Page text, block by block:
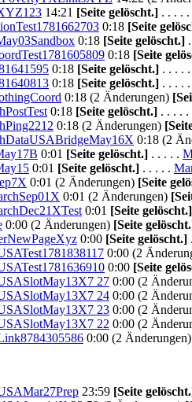
14:21 [Seite gelöscht.] . . . . .
0:18 [Seite
0:18 [Seite gelöscht.]
0:18 [Seite
0:18 [Seite gelöscht.] . . . . .
0:18 [Seite gelöscht.] . . . . .
0:18 (2 Änderungen)
0:18 [Seite gelöscht.] . . . . .
0:18 (2 Änderungen)
0:18 (2
0:01 [Seite gelöscht.] . . . . .
0:01 [Seite gelöscht.] . . . . .
0:01 (2 Änderungen) [Seite
0:01 (2 Änderungen)
0:01 [Seite gelöscht.]
0:00 (2 Änderungen) [Seite
0:00 [Seite gelöscht.]
0:00 (2
0:00 [Seite
27 0:00 (2
24 0:00 (2
23 0:00 (2
22 0:00 (2
0:00 (2 Änderungen)
23:59 [Seite